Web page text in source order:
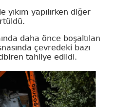
yapılırken diğer
daha önce boşaltılan
çevredeki bazı
tahliye edildi.